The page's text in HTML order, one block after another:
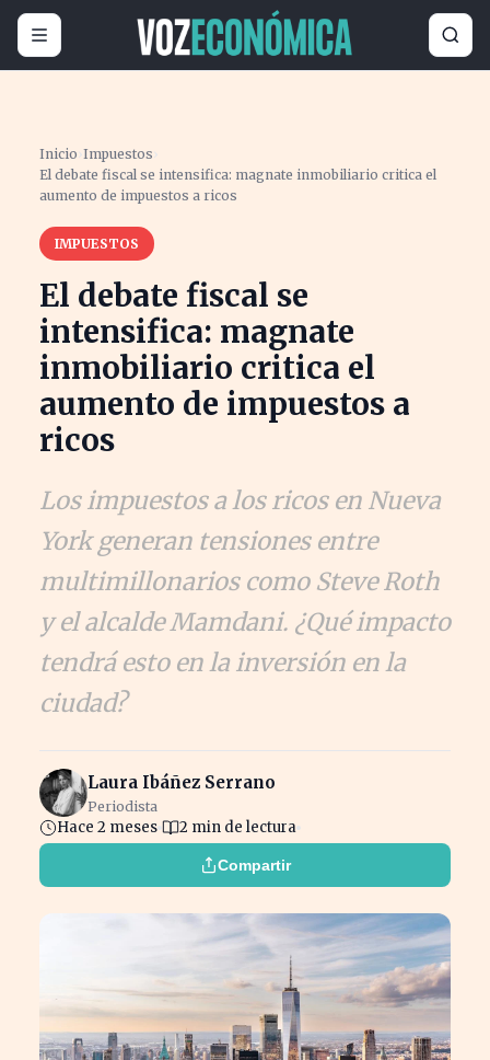
Inicio ›Impuestos ›
El debate fiscal se intensifica: magnate inmobiliario critica el
aumento de impuestos a ricos
IMPUESTOS
El debate fiscal se
intensifica: magnate
inmobiliario critica el
aumento de impuestos a
ricos
Los impuestos a los ricos en Nueva
York generan tensiones entre
multimillonarios como Steve Roth
y el alcalde Mamdani. ¿Qué impacto
tendrá esto en la inversión en la
ciudad?
Laura Ibáñez Serrano
Periodista
Hace 2 meses 2 min de lectura
Compartir